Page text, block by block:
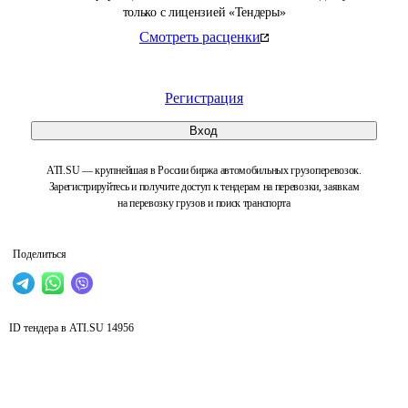
только с лицензией «Тендеры»
Смотреть расценки
Регистрация
Вход
ATI.SU — крупнейшая в России биржа автомобильных грузоперевозок.
Зарегистрируйтесь и получите доступ к тендерам на перевозки, заявкам
на перевозку грузов и поиск транспорта
Поделиться
ID тендера в ATI.SU 14956